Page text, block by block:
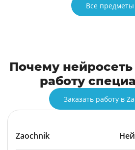
Все предметы
Почему
работу
Заказать работу в
Zaochnik